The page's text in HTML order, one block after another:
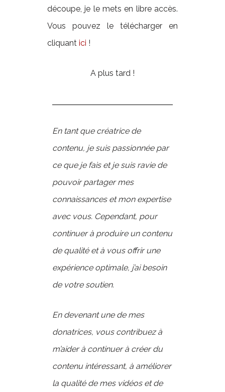
découpe, je le mets en libre accès.
Vous pouvez le télécharger en
cliquant ici !
A plus tard !
En tant que créatrice de
contenu, je suis passionnée par
ce que je fais et je suis ravie de
pouvoir partager mes
connaissances et mon expertise
avec vous. Cependant, pour
continuer à produire un contenu
de qualité et à vous offrir une
expérience optimale, j’ai besoin
de votre soutien.
En devenant une de mes
donatrices, vous contribuez à
m’aider à continuer à créer du
contenu intéressant, à améliorer
la qualité de mes vidéos et de